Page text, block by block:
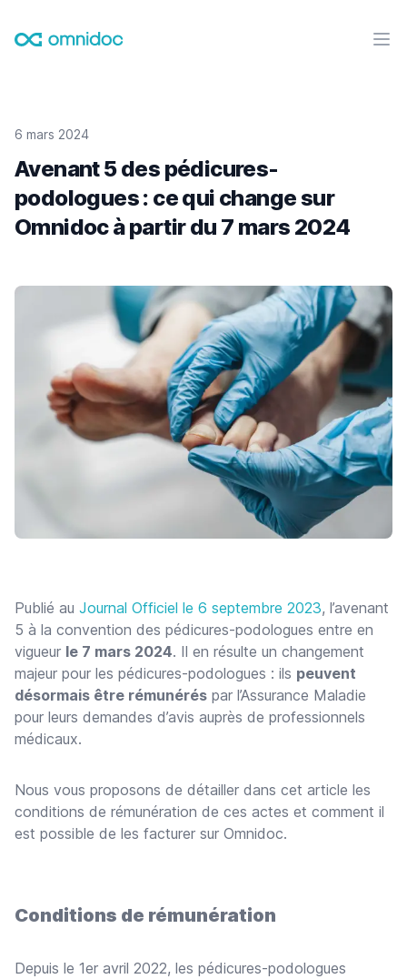
Omnidoc
6 mars 2024
Avenant 5 des pédicures-
podologues : ce qui change sur
Omnidoc à partir du 7 mars 2024
Publié au Journal Officiel le 6 septembre 2023, l’avenant
5 à la convention des pédicures-podologues entre en
vigueur le 7 mars 2024. Il en résulte un changement
majeur pour les pédicures-podologues : ils peuvent
désormais être rémunérés par l’Assurance Maladie
pour leurs demandes d’avis auprès de professionnels
médicaux.
Nous vous proposons de détailler dans cet article les
conditions de rémunération de ces actes et comment il
est possible de les facturer sur Omnidoc.
Conditions de rémunération
Depuis le 1er avril 2022, les pédicures-podologues